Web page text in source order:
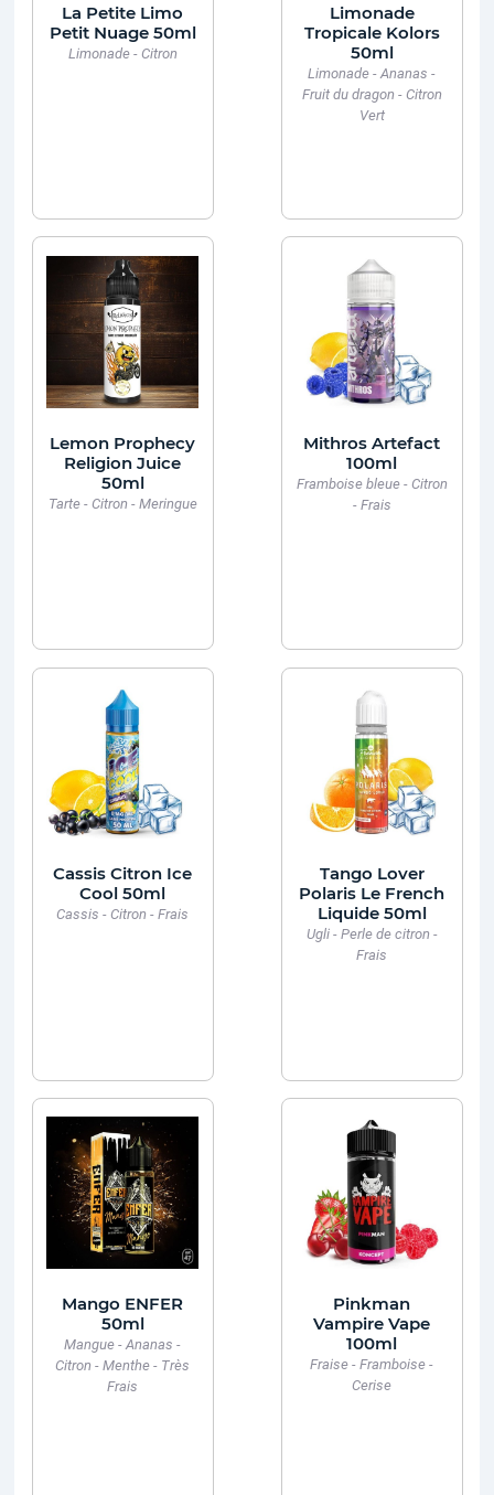
La Petite Limo
Petit Nuage 50ml
Limonade - Citron
Limonade
Tropicale Kolors
50ml
Limonade - Ananas -
Fruit du dragon - Citron
Vert
Lemon Prophecy
Religion Juice
50ml
Tarte - Citron - Meringue
Mithros Artefact
100ml
Framboise bleue - Citron
- Frais
Cassis Citron Ice
Cool 50ml
Cassis - Citron - Frais
Tango Lover
Polaris Le French
Liquide 50ml
Ugli - Perle de citron -
Frais
Mango ENFER
50ml
Mangue - Ananas -
Citron - Menthe - Très
Frais
Pinkman
Vampire Vape
100ml
Fraise - Framboise -
Cerise